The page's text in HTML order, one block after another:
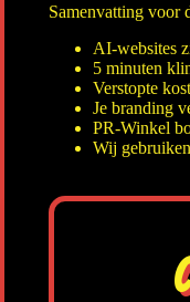
Samenvatting voor
AI-websites
5 minuten
Verstopte
Je branding
PR-Winkel
Wij